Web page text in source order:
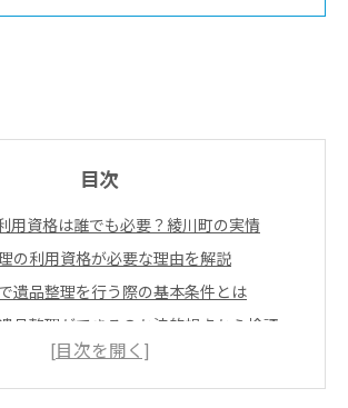
目次
用資格は誰でも必要？綾川町の実情
の利用資格が必要な理由を解説
遺品整理を行う際の基本条件とは
品整理ができるのか法的視点から検証
で遺品整理を依頼する際の注意点
の資格が安心につながる理由